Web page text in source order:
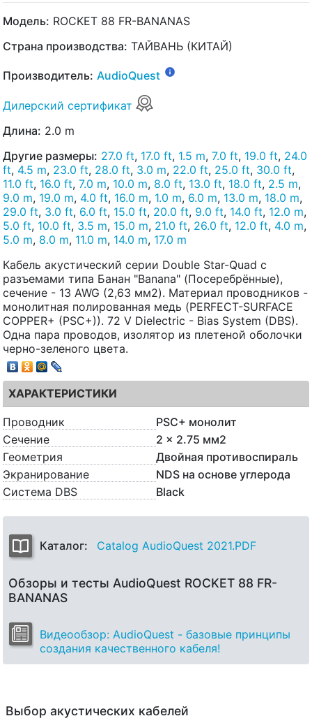
Модель: ROCKET 88 FR-BANANAS
Страна производства: ТАЙВАНЬ (КИТАЙ)
Производитель: AudioQuest
Дилерский сертификат
Длина: 2.0 m
Другие размеры: 27.0 ft, 17.0 ft, 1.5 m, 7.0 ft, 19.0 ft, 24.0
ft, 4.5 m, 23.0 ft, 28.0 ft, 3.0 m, 22.0 ft, 25.0 ft, 30.0 ft,
11.0 ft, 16.0 ft, 7.0 m, 10.0 m, 8.0 ft, 13.0 ft, 18.0 ft, 2.5 m,
9.0 m, 19.0 m, 4.0 ft, 16.0 m, 1.0 m, 6.0 m, 13.0 m, 18.0 m,
29.0 ft, 3.0 ft, 6.0 ft, 15.0 ft, 20.0 ft, 9.0 ft, 14.0 ft, 12.0 m,
5.0 ft, 10.0 ft, 3.5 m, 15.0 m, 21.0 ft, 26.0 ft, 12.0 ft, 4.0 m,
5.0 m, 8.0 m, 11.0 m, 14.0 m, 17.0 m
Кабель акустический серии Double Star-Quad с
разъемами типа Банан "Banana" (Посеребрённые),
сечение - 13 AWG (2,63 мм2). Материал проводников -
монолитная полированная медь (PERFECT-SURFACE
COPPER+ (PSC+)). 72 V Dielectric - Bias System (DBS).
Одна пара проводов, изолятор из плетеной оболочки
черно-зеленого цвета.
ХАРАКТЕРИСТИКИ
Проводник
PSC+ монолит
Сечение
2 x 2.75 мм2
Геометрия
Двойная противоспираль
Экранирование
NDS на основе углерода
Система DBS
Black
Каталог: Catalog AudioQuest 2021.PDF
Обзоры и тесты AudioQuest ROCKET 88 FR-
BANANAS
Видеообзор: AudioQuest - базовые принципы
создания качественного кабеля!
Выбор акустических кабелей